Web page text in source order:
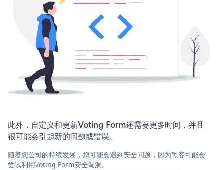
此外，自定义和更新Voting Form还需要更多时间，并且
很可能会引起新的问题或错误。
随着您公司的持续发展，您可能会遇到安全问题，因为黑客可能会
尝试利用Voting Form安全漏洞。